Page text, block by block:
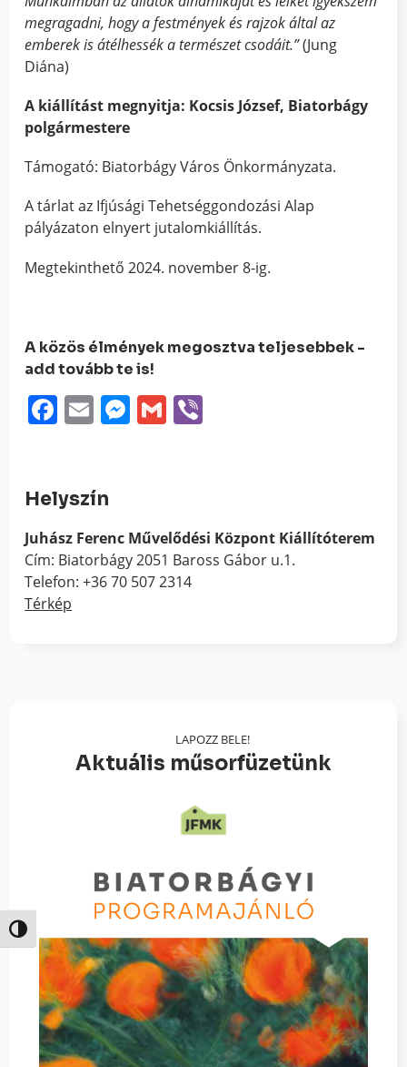
Nagy kontraszt váltása
megragadni, hogy a festmények és rajzok által az
emberek is átélhessék a természet csodáit.”(Jung
Diána)
A kiállítást megnyitja: Kocsis József, Biatorbágy
polgármestere
Támogató: Biatorbágy Város Önkormányzata.
A tárlat az Ifjúsági Tehetséggondozási Alap
pályázaton elnyert jutalomkiállítás.
Megtekinthető 2024. november 8-ig.
A közös élmények megosztva teljesebbek -
add tovább te is!
Facebook
EmailMessenger
Gmail
Helyszín
Juhász Ferenc Művelődési Központ Kiállítóterem
Cím: Biatorbágy 2051 Baross Gábor u.1.
Telefon: +36 70 507 2314
Térkép
LAPOZZ BELE!
Aktuális műsorfüzetünk